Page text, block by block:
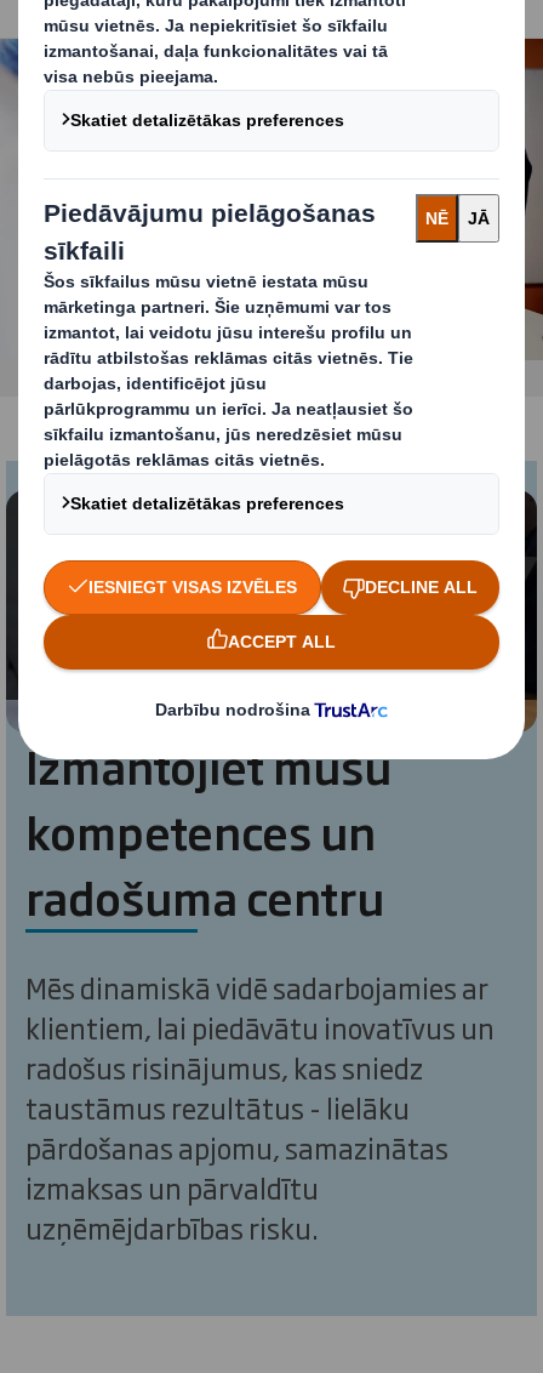
Lai skatītu šo video, jums ir jāpiekrīt funkcionālo
sīkdatņu izmantošanai
Mainīt iestatījumus
Izmantojiet mūsu
kompetences un
radošuma centru
Mēs dinamiskā vidē sadarbojamies ar
klientiem, lai piedāvātu inovatīvus un
radošus risinājumus, kas sniedz
taustāmus rezultātus - lielāku
pārdošanas apjomu, samazinātas
izmaksas un pārvaldītu
uzņēmējdarbības risku.